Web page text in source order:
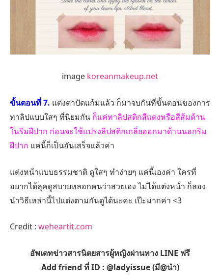
image koreanmakeup.net
ขั้นตอนที่ 7. แต่งตาปัดแก้มแล้ว ก็มาจบกันที่ขั้นตอนของการ
ทาลิปแบบใสๆ ที่นิยมกัน ก็แค่ทาลิปสติกสีแดงหรือสีส้มด้าน
ในริมฝีปาก ก่อนจะใช้แปรงลิปสติกเกลี่ยออกมาด้านนอกริม
ฝีปาก แค่นี้ก็เป็นอันเสร็จแล้วค่า
แต่งหน้าแบบธรรมชาติ ดูใสๆ ทำง่ายๆ แค่นี้เองค่า ใครที่
อยากได้ลุคดูสบายหลอกคนว่าสวยเอง ไม่ได้แต่งหน้า ก็ลอง
นำวิธีเหล่านี้ไปแต่งตามกันดูได้นะคะ เป๊ะมากค่า <3
Credit : weheartit.com
อัพเดทข่าวสารนิตยสารผู้หญิงผ่านทาง LINE ฟรี
Add friend ที่ ID : @ladyissue (มี@นำ)